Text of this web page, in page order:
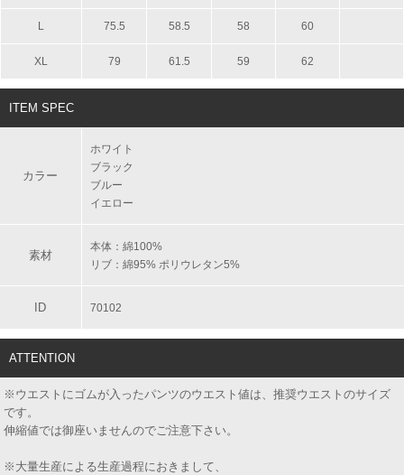
L 75.5 58.5 58 60
XL 79 61.5 59 62
ITEM SPEC
カラー
ホワイト
ブラック
ブルー
イエロー
素材
本体：綿100%
リブ：綿95% ポリウレタン5%
ID 70102
ATTENTION
※ウエストにゴムが入ったパンツのウエスト値は、推奨ウエストのサイズ
です。
伸縮値では御座いませんのでご注意下さい。
※大量生産による生産過程におきまして、